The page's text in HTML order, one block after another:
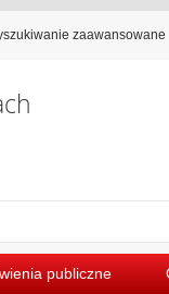
zaawansowane
publiczne